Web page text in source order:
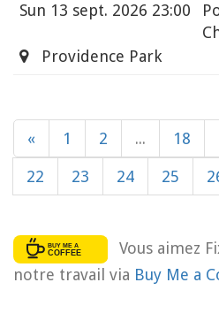
Sun 13 sept. 2026 23:00
Providence Park
« 1 2 ... 18
22 23 24 25
Vous aimez
notre travail via Buy Me a